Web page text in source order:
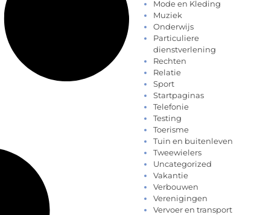
Mode en Kleding
Muziek
Onderwijs
Particuliere
dienstverlening
Rechten
Relatie
Sport
Startpaginas
Telefonie
Testing
Toerisme
Tuin en buitenleven
Tweewielers
Uncategorized
Vakantie
Verbouwen
Verenigingen
Vervoer en transport